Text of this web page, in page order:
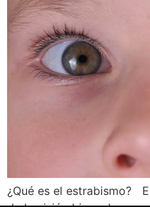
¿Qué es el estrabismo?